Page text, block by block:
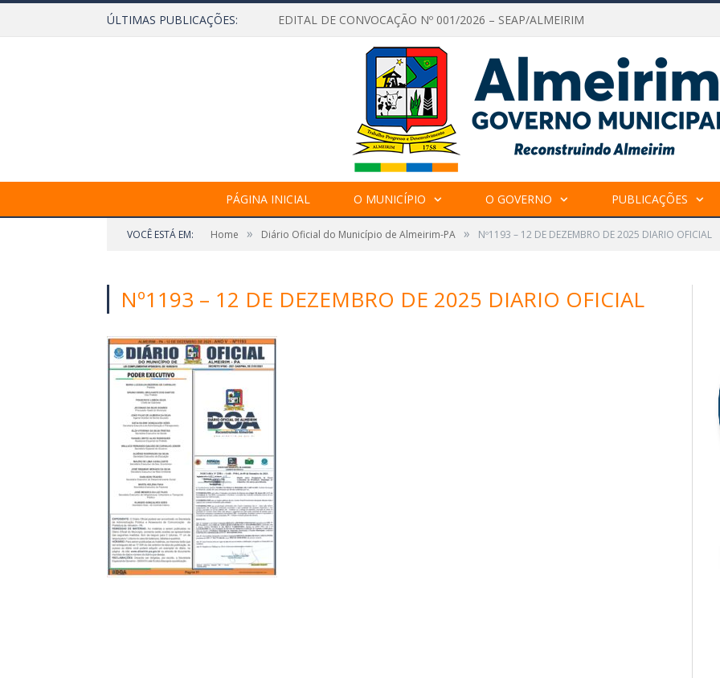
ÚLTIMAS PUBLICAÇÕES: EDITAL DE CONVOCAÇÃO Nº 001/2026 – SEAP/ALMEIRIM
PÁGINA INICIAL O MUNICÍPIO O GOVERNO PUBLICAÇÕES
VOCÊ ESTÁ EM: Home » Diário Oficial do Município de Almeirim-PA » Nº1193 – 12 DE DEZEMBRO DE 2025 DIARIO OFICIAL
Nº1193 – 12 DE DEZEMBRO DE 2025 DIARIO OFICIAL